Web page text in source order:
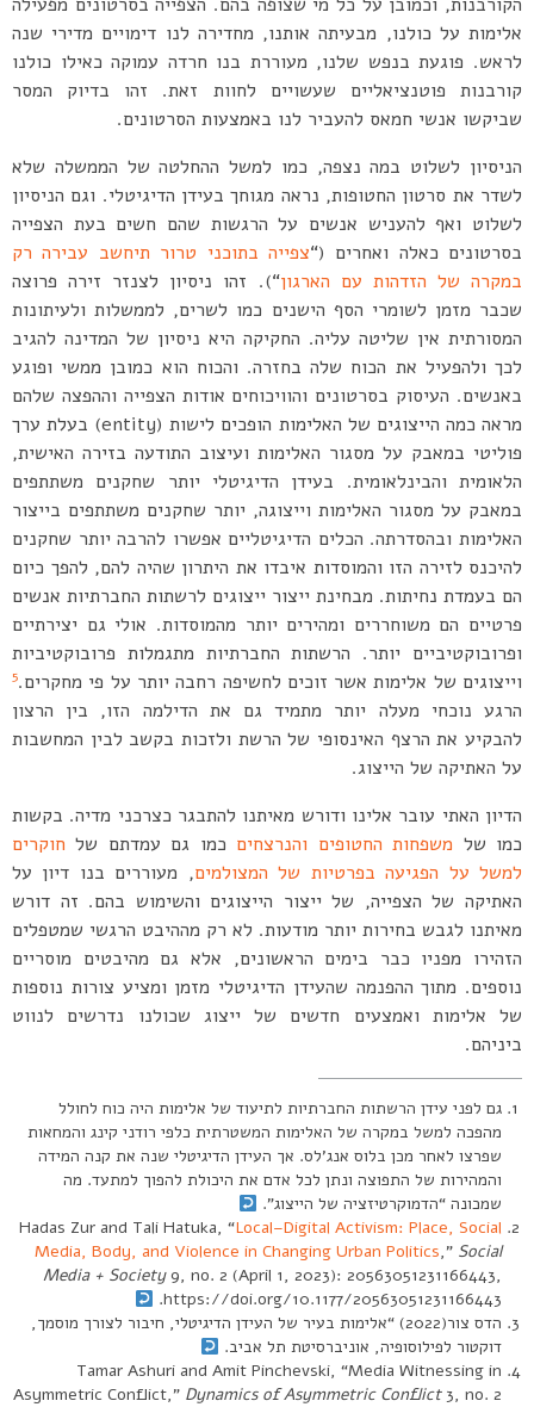
אלימות על כולנו, מבעיתה אותנו, מחדירה לנו דימויים מדירי שנה
לראש. פוגעת בנפש שלנו, מעוררת בנו חרדה עמוקה כאילו כולנו
קורבנות פוטנציאליים שעשויים לחוות זאת. זהו בדיוק המסר
שביקשו אנשי חמאס להעביר לנו באמצעות הסרטונים.
הניסיון לשלוט במה נצפה, כמו למשל ההחלטה של הממשלה שלא
לשדר את סרטון החטופות, נראה מגוחך בעידן הדיגיטלי. וגם הניסיון
לשלוט ואף להעניש אנשים על הרגשות שהם חשים בעת הצפייה
בסרטונים כאלה ואחרים (“צפייה בתוכני טרור תיחשב עבירה רק
במקרה של הזדהות עם הארגון“). זהו ניסיון לצנזר זירה פרוצה
שכבר מזמן לשומרי הסף הישנים כמו לשרים, לממשלות ולעיתונות
המסורתית אין שליטה עליה. החקיקה היא ניסיון של המדינה להגיב
לכך ולהפעיל את הכוח שלה בחזרה. והכוח הוא כמובן ממשי ופוגע
באנשים. העיסוק בסרטונים והוויכוחים אודות הצפייה וההפצה שלהם
מראה כמה הייצוגים של האלימות הופכים לישות (entity) בעלת ערך
פוליטי במאבק על מסגור האלימות ועיצוב התודעה בזירה האישית,
הלאומית והבינלאומית. בעידן הדיגיטלי יותר שחקנים משתתפים
במאבק על מסגור האלימות וייצוגה, יותר שחקנים משתתפים בייצור
האלימות ובהסדרתה. הכלים הדיגיטליים אפשרו להרבה יותר שחקנים
להיכנס לזירה הזו והמוסדות איבדו את היתרון שהיה להם, להפך כיום
הם בעמדת נחיתות. מבחינת ייצור ייצוגים לרשתות החברתיות אנשים
פרטיים הם משוחררים ומהירים יותר מהמוסדות. אולי גם יצירתיים
ופרובוקטיביים יותר. הרשתות החברתיות מתגמלות פרובוקטיביות
וייצוגים של אלימות אשר זוכים לחשיפה רחבה יותר על פי מחקרים.5
הרגע נוכחי מעלה יותר מתמיד גם את הדילמה הזו, בין הרצון
להבקיע את הרצף האינסופי של הרשת ולזכות בקשב לבין המחשבות
על האתיקה של הייצוג.
הדיון האתי עובר אלינו ודורש מאיתנו להתבגר כצרכני מדיה. בקשות
כמו של משפחות החטופים והנרצחים כמו גם עמדתם של חוקרים
למשל על הפגיעה בפרטיות של המצולמים, מעוררים בנו דיון על
האתיקה של הצפייה, של ייצור הייצוגים והשימוש בהם. זה דורש
מאיתנו לגבש בחירות יותר מודעות. לא רק מההיבט הרגשי שמטפלים
הזהירו מפניו כבר בימים הראשונים, אלא גם מהיבטים מוסריים
נוספים. מתוך ההפנמה שהעידן הדיגיטלי מזמן ומציע צורות נוספות
של אלימות ואמצעים חדשים של ייצוג שכולנו נדרשים לנווט
ביניהם.
גם לפני עידן הרשתות החברתיות לתיעוד של אלימות היה כוח לחולל
מהפכה למשל במקרה של האלימות המשטרתית כלפי רודני קינג והמחאות
שפרצו לאחר מכן בלוס אנג’לס. אך העידן הדיגיטלי שנה את קנה המידה
והמהירות של התפוצה ונתן לכל אדם את היכולת להפוך למתעד. מה
שמכונה “הדמוקרטיזציה של הייצוג”.
Hadas Zur and Tali Hatuka, “Local–Digital Activism: Place, Social
Media, Body, and Violence in Changing Urban Politics,” Social
Media + Society9, no. 2 (April 1, 2023): 20563051231166443,
https://doi.org/10.1177/20563051231166443.
הדס צור(2022) “אלימות בעיר של העידן הדיגיטלי, חיבור לצורך מוסמך,
דוקטור לפילוסופיה, אוניברסיטת תל אביב.
Tamar Ashuri and Amit Pinchevski, “Media Witnessing in
Asymmetric Conflict,” Dynamics of Asymmetric Conflict3, no. 2